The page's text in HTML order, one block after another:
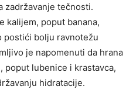
zadržavanje tečnosti.
kalijem, poput banana,
postići bolju ravnotežu
je napomenuti da hrana
poput lubenice i krastavca,
hidratacije.